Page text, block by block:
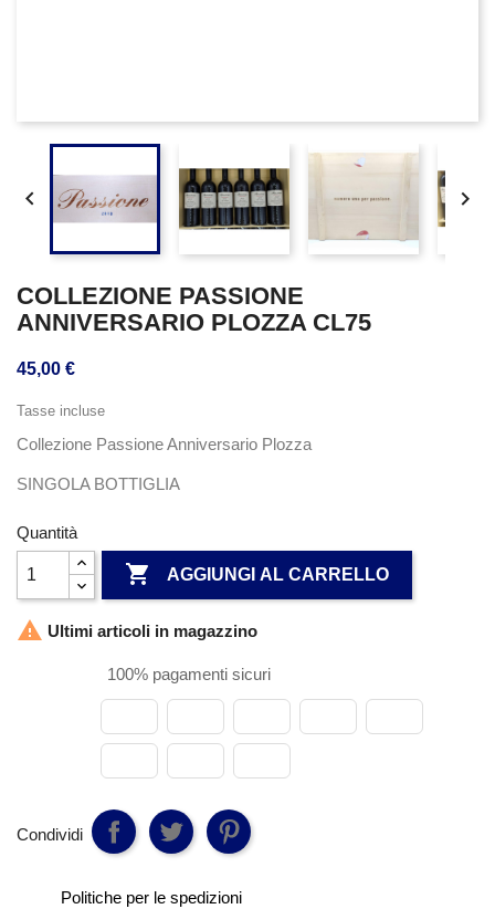
 
COLLEZIONE PASSIONE
ANNIVERSARIO PLOZZA CL75
45,00 €
Tasse incluse
Collezione Passione Anniversario Plozza
SINGOLA BOTTIGLIA
Quantità
 AGGIUNGI AL CARRELLO
 Ultimi articoli in magazzino
100% pagamenti sicuri
Condividi
Politiche per le spedizioni